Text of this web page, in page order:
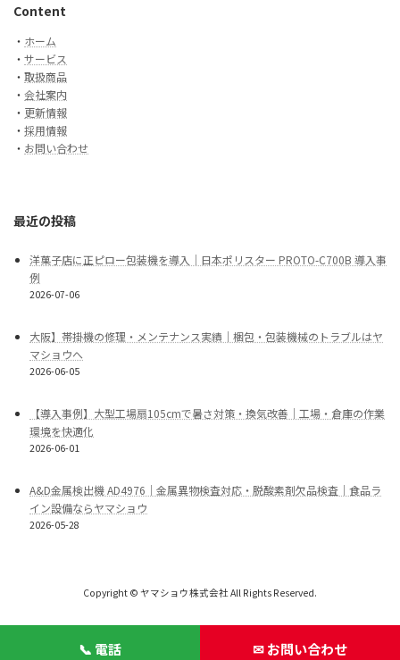
Content
・ ホーム
・ サービス
・ 取扱商品
・ 会社案内
・ 更新情報
・ 採用情報
・ お問い合わせ
最近の投稿
洋菓子店に正ピロー包装機を導入｜日本ポリスター PROTO-C700B 導入事
例
2026-07-06
大阪】帯掛機の修理・メンテナンス実績｜梱包・包装機械のトラブルはヤ
マショウへ
2026-06-05
【導入事例】大型工場扇105cmで暑さ対策・換気改善｜工場・倉庫の作業
環境を快適化
2026-06-01
A&D金属検出機 AD4976｜金属異物検査対応・脱酸素剤欠品検査｜食品ラ
イン設備ならヤマショウ
2026-05-28
Copyright © ヤマショウ株式会社 All Rights Reserved.
📞 電話 ✉ お問い合わせ